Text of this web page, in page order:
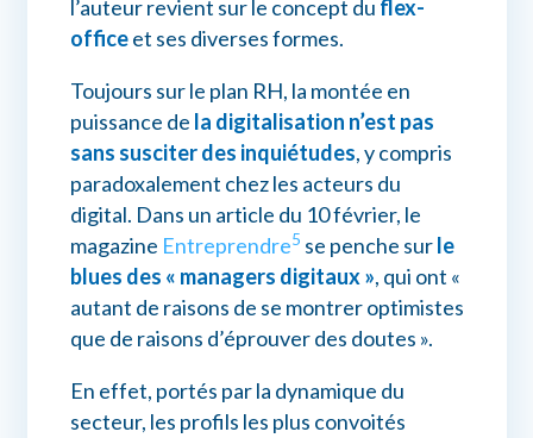
l’auteur revient sur le concept du flex-
officeet ses diverses formes.
Toujours sur le plan RH, la montée en
puissance de la digitalisation n’est pas
sans susciter des inquiétudes, y compris
paradoxalement chez les acteurs du
digital. Dans un article du 10 février, le
magazine Entreprendre5 se penche surle
blues des « managers digitaux », qui ont «
autant de raisons de se montrer optimistes
que de raisons d’éprouver des doutes ».
En effet, portés par la dynamique du
secteur, les profils les plus convoités